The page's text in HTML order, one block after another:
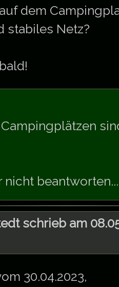
dem
stabiles Netz?
nicht beantworten...
schrieb am
30.04.2023,